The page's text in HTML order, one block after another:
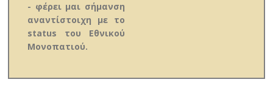
- φέρει μαι σήμανση
αναντίστοιχη με το
status του Εθνικού
Μονοπατιού.